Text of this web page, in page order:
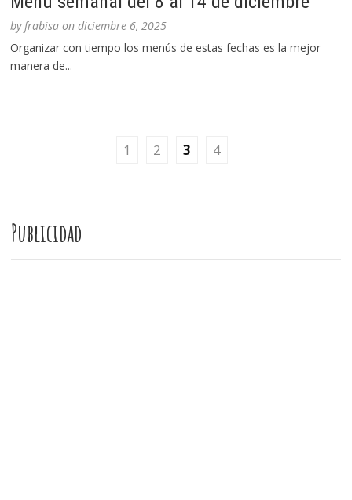
byfrabisa ondiciembre 6, 2025
Organizar con tiempo los menús de estas fechas es la mejor
manera de...
1 2 3 4
Publicidad